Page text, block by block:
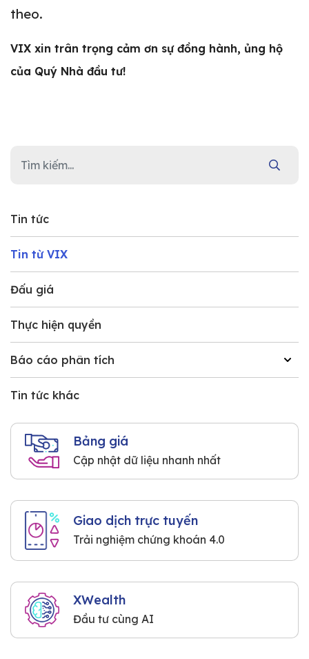
Tin tức
Tin từ VIX
Đấu giá
Thực hiện quyền
Báo cáo phân tích
Tin tức khác
Bảng giá
Cập nhật dữ liệu nhanh nhất
Giao dịch trực tuyến
Trải nghiệm chứng khoán 4.0
XWealth
Đầu tư cùng AI
theo.
VIX xin trân trọng cảm ơn sự đồng hành, ủng hộ
của Quý Nhà đầu tư!